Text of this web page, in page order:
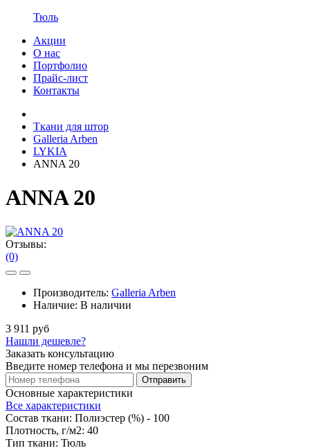
Тюль
Акции
О нас
Портфолио
Прайс-лист
Контакты
Ткани для штор
Galleria Arben
LYKIA
ANNA 20
ANNA 20
Отзывы:
(0)
Производитель: Galleria Arben
Наличие: В наличии
3 911 руб
Нашли дешевле?
Заказать консультацию
Введите номер телефона и мы перезвоним
Отправить
Основные характеристики
Все характеристики
Состав ткани: Полиэстер (%) - 100
Плотность, г/м2: 40
Тип ткани: Тюль